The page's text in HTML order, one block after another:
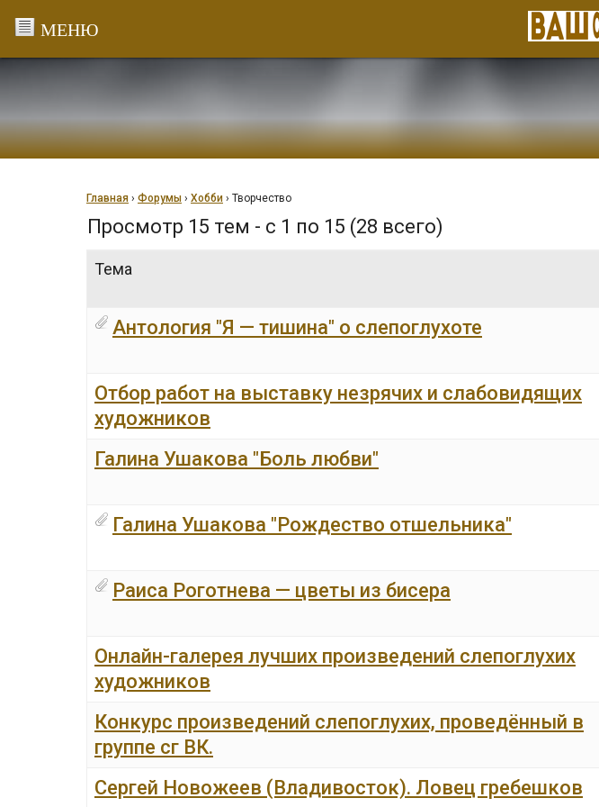
Главная › Форумы › Хобби › Творчество
Просмотр 15 тем - с 1 по 15 (28 всего)
Тема
Антология "Я — тишина" о слепоглухоте
Отбор работ на выставку незрячих и слабовидящих
художников
Галина Ушакова "Боль любви"
Галина Ушакова "Рождество отшельника"
Раиса Роготнева — цветы из бисера
Онлайн-галерея лучших произведений слепоглухих
художников
Конкурс произведений слепоглухих, проведённый в
группе сг ВК.
Сергей Новожеев (Владивосток). Ловец гребешков